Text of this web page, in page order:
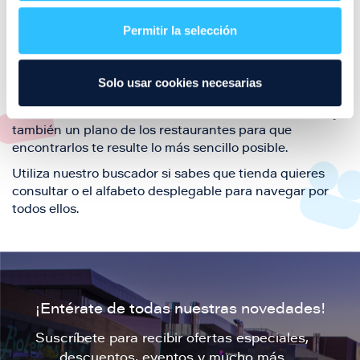
Permitir la selección
Solo usar cookies necesarias
también de nuestra oferta de ocio y shopping durante
tu visita.
El este directorio de restaurantes de Puerto Venecia
también un plano de los restaurantes para que
encontrarlos te resulte lo más sencillo posible.
Utiliza nuestro buscador si sabes que tienda quieres
consultar o el alfabeto desplegable para navegar por
todos ellos.
¡Entérate de todas nuestras novedades!
Suscríbete para recibir ofertas especiales,